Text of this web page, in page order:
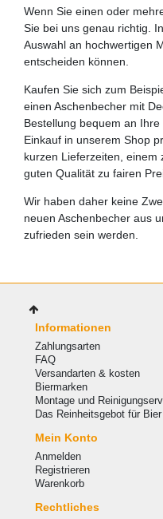
Wenn Sie einen oder
Sie bei uns genau richtig.
Auswahl an hochwertigen
entscheiden können.
Kaufen Sie sich zum
einen Aschenbecher mit
Bestellung bequem an
Einkauf in unserem Shop
kurzen Lieferzeiten, einem
guten Qualität zu fairen
Wir haben daher keine
neuen Aschenbecher aus
zufrieden sein werden.
Informationen
Zahlungsarten
FAQ
Versandarten & kosten
Biermarken
Montage und
Das Reinheitsgebot für Bier
Mein Konto
Anmelden
Registrieren
Warenkorb
Rechtliches